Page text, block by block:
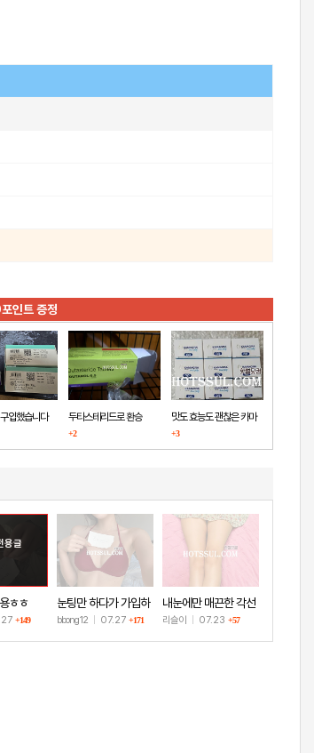
인트 증정
입했습니다 두타스테리드로 환승
+2
맛도 효능도 괜찮은 카마
그라
+3
용글
ㅎㅎ
+149
눈팅만 하다가 가입하
고 인증!
bbong12 07.27 +171
내눈에만 매끈한 각선
미
리슬이 07.23 +57